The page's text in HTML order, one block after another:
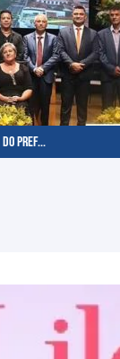
PREF...